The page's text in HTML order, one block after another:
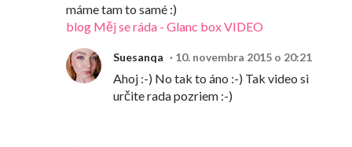
máme tam to samé :)
blog Měj se ráda - Glanc box VIDEO
Suesanqa 10. novembra 2015 o 20:21
Ahoj :-) No tak to áno :-) Tak video si
určite rada pozriem :-)